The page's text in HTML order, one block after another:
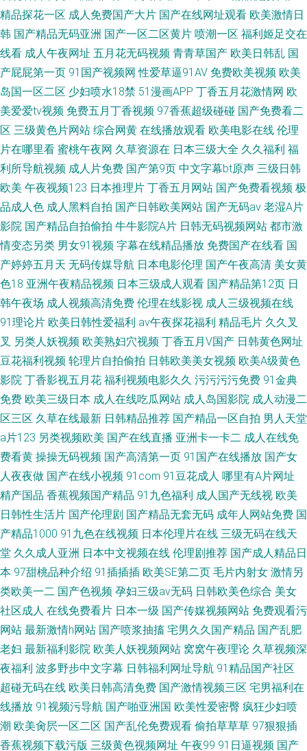
精品探花一区 成人免费国产大片 国产在线网址观看 欧美激情日
韩 国产精品无码亚洲 国产一区二区黄片 喷潮一区 福利姬足交在
线看 成人午夜网址 五月花无码视频 青青草国产 欧美日韩乱 国
产屁屁第一页 91国产视频网 性爱草逼91AV 免费欧美视频 欧美
岛国一区二区 少妇喷水18禁 51漫画APP 丁香五月花激情网 欧
美爱爱tv视频 免费五月丁香视频 97香蕉超级碰碰 国产免费看二
区 三级黄色片网站 综合网黄 在线播放观看 欧美电影在线 伦理
片在哪里看 蜜桃午夜网 久草资源在 日本三级大全 久久福利 福
利所导航视频 成人片免费 国产第9页 中文字幕bt原声 三级日韩
欧美 午夜视频123 日本推理片 丁香五月网站 国产免费看视频 极
品成人色 成人黑料自拍 国产日韩欧美网站 国产无码av 老湿A片
影院 国产精品自拍偷拍 牛牛影院A片 日韩无码视频网站 都市激
情变态另类 男女91视频 字幕在线精品播放 免费国产在线看 国
产婷婷五月天 无码传媒导航 日本电影伦理 国产午夜高清 美女黄
色18 亚洲午夜精品视频 日本三级成人观看 国产精品第12页 日
韩午夜场 成人视频高清免费 伦理在线影视 成人三级视频在线
91理论片 欧美日韩性爱福利 av午夜探花福利 精品毛片 久久叉
叉 另类人妖视频 欧美熟妇穴视频 丁香五月V国产 日韩黄色网址
豆花福利视频 轮理片自拍偷拍 日韩欧美美女视频 欧美A级黄色
影院 丁香影视五月花 福利视频电影久久 污污污污免费 91金典
免费 欧美三级日本 成人在线吃瓜网站 成人岛国影院 成人动漫二
区三区 久草在线最新 日韩精品推荐 国产精品一区自拍 男人天堂
a片123 另类视频欧美 国产在线直播 亚洲卡一卡二 成人在线免
费看黄 操操无码视频 国产高清第一页 91国产在线播放 国产女
人夜夜做 国产在线小视频 91com 91豆花成人 哪里有A片网址
精产国品 香蕉视频国产精品 91九色福利 成人国产无线视 欧美
日韩性生活片 国产伦理剧 国产精品无套无码 成年人网站免费 国
产精品1000 91九色在线视频 日本伦理片在线 三级无码在线天
堂 久久成人亚洲 日本中文视频在线 伦理剧推荐 国产成人精品日
本 97甜桃品种介绍 91插插插 欧美SE第二页 毛片内射女 激情另
类欧美一二 国产色视频 孕妇三级av无码 日韩欧美色综合 美女
社区成人 在线免费看片 日本一级 国产传媒视频网站 免费观看污
网站 最新激情h网站 国产喷浆抽搐 宅男久久国产精品 国产乱肥
老妇 最新福利影院 欧美人妖视频网站 窝窝午夜理论 久草视频深
夜福利 波多野步中文字幕 日韩福利网址导航 91精品国产社区
超碰无码在线 欧美日韩高清免费 国产激情视频三区 宅男福利在
线播放 91视频污导航 国产啪亚洲国 欧美性爱密臀 疯狂少妇喷
潮 欧美肏屄一区二区 国产乱伦免费观看 偷拍草草草 97狠狠插
香蕉视频下载污版 三级黄色视频网址 午夜99 91日逼视频 国产